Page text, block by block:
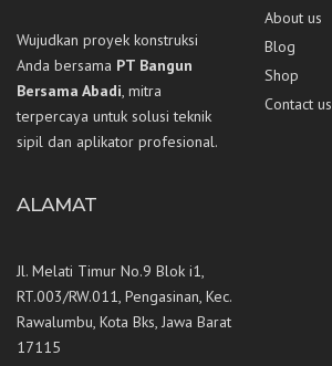
Wujudkan proyek konstruksi
Anda bersama PT Bangun
Bersama Abadi, mitra
terpercaya untuk solusi teknik
sipil dan aplikator profesional.
About us
Blog
Shop
Contact us
ALAMAT
Jl. Melati Timur No.9 Blok i1,
RT.003/RW.011, Pengasinan, Kec.
Rawalumbu, Kota Bks, Jawa Barat
17115